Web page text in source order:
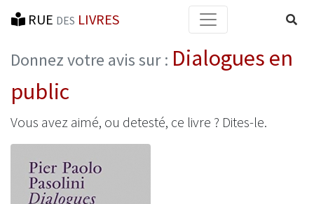
RUE DES LIVRES
Donnez votre avis sur : Dialogues en
public
Vous avez aimé, ou detesté, ce livre ? Dites-le.